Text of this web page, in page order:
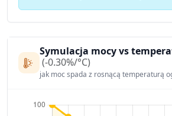
Symulacja mocy vs
(-0.30%/°C)
jak moc spada z rosnącą temperaturą